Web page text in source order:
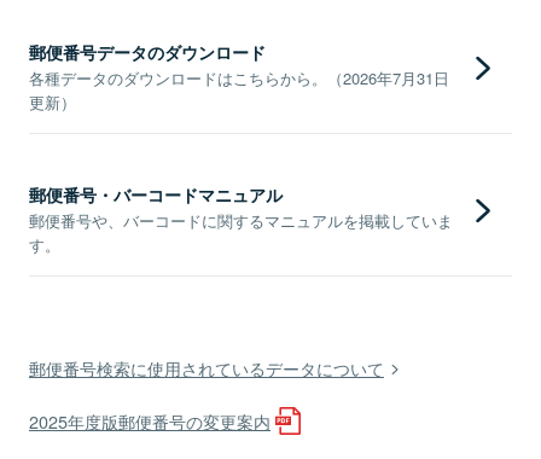
郵便番号データのダウンロード
各種データのダウンロードはこちらから。（2026年7月31日
更新）
郵便番号・バーコードマニュアル
郵便番号や、バーコードに関するマニュアルを掲載していま
す。
郵便番号検索に使用されているデータについて
2025年度版郵便番号の変更案内